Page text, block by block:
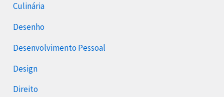
Culinária
Desenho
Desenvolvimento Pessoal
Design
Direito